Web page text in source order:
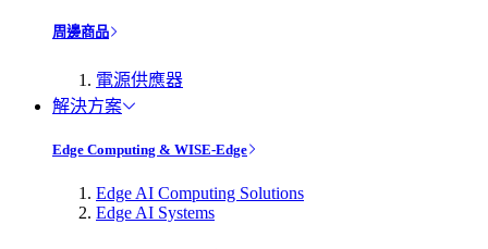
周邊商品
電源供應器
解決方案
Edge Computing & WISE-Edge
Edge AI Computing Solutions
Edge AI Systems